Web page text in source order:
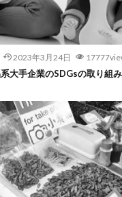
2023年3月24日
系大手企業のSDGsの取り組